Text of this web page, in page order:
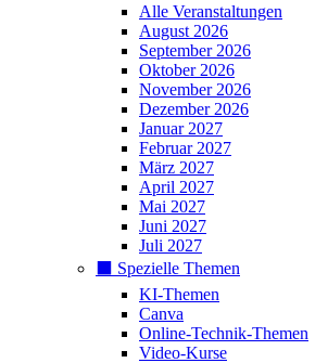
Alle Veranstaltungen
August 2026
September 2026
Oktober 2026
November 2026
Dezember 2026
Januar 2027
Februar 2027
März 2027
April 2027
Mai 2027
Juni 2027
Juli 2027
⬛️ Spezielle Themen
KI-Themen
Canva
Online-Technik-Themen
Video-Kurse